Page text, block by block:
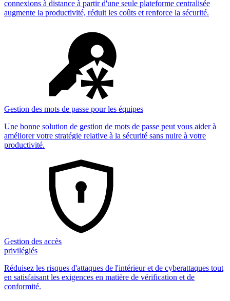
connexions à distance à partir d'une seule plateforme centralisée
augmente la productivité, réduit les coûts et renforce la sécurité.
Gestion des mots de passe pour les équipes
Une bonne solution de gestion de mots de passe peut vous aider à
améliorer votre stratégie relative à la sécurité sans nuire à votre
productivité.
Gestion des accès
privilégiés
Réduisez les risques d'attaques de l'intérieur et de cyberattaques tout
en satisfaisant les exigences en matière de vérification et de
conformité.